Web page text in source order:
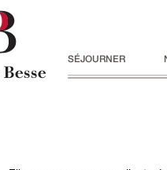
SÉJOURNER